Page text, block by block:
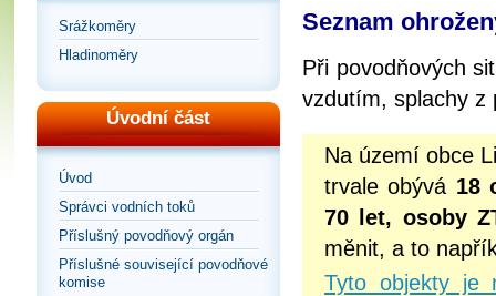
Srážkoměry
Hladinoměry
Úvodní část
Úvod
Správci vodních toků
Příslušný povodňový orgán
Příslušné související povodňové
komise
Seznam
Při povodňových
vzdutím, splachy z
Na území obce
trvale obývá 18
70 let, osoby
měnit, a to
Tyto objekty je